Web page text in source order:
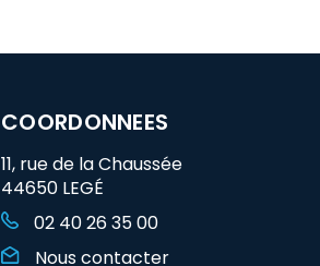
COORDONNEES
11, rue de la Chaussée
44650 LEGÉ
02 40 26 35 00
Nous contacter